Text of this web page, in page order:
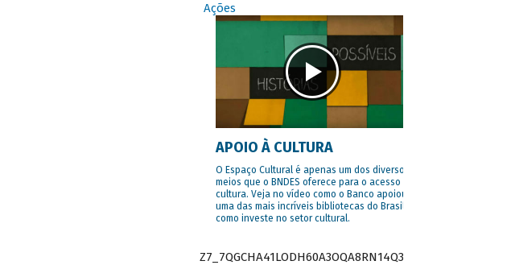
Ações
APOIO À CULTURA
O Espaço Cultural é apenas um dos diversos
meios que o BNDES oferece para o acesso à
cultura. Veja no vídeo como o Banco apoiou
uma das mais incríveis bibliotecas do Brasil e
como investe no setor cultural.
Z7_7QGCHA41LODH60A3OQA8RN14Q3